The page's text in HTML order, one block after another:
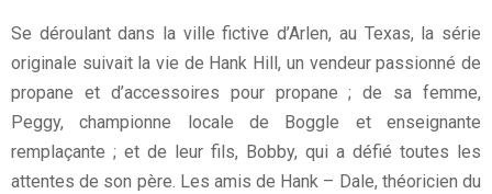
Se déroulant dans la ville fictive d’Arlen, au Texas, la série
originale suivait la vie de Hank Hill, un vendeur passionné de
propane et d’accessoires pour propane ; de sa femme,
Peggy, championne locale de Boggle et enseignante
remplaçante ; et de leur fils, Bobby, qui a défié toutes les
attentes de son père. Les amis de Hank – Dale, théoricien du